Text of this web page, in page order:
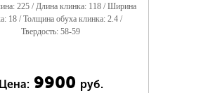
225 / Длина клинка: 118 / Ширина
18 / Толщина обуха клинка: 2.4 /
Твердость: 58-59
Цена: 9900 руб.